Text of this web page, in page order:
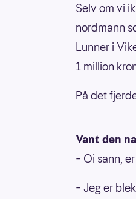
Selv om vi
nordmann
Lunner i
1 million
På det
Vant den
– Oi sann,
– Jeg er